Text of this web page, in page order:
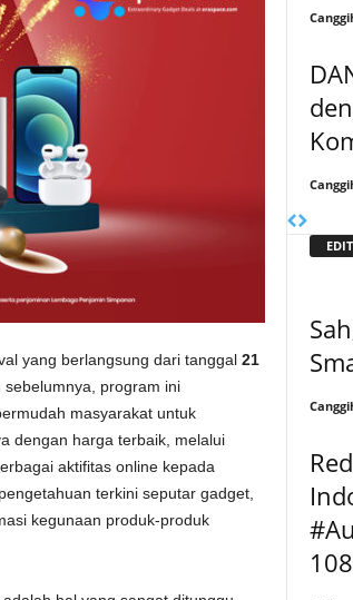
yang berlangsung dari tanggal 21
program ini
masyarakat untuk
dengan harga terbaik, melalui
aktifitas online kepada
terkini seputar gadget,
kegunaan produk-produk